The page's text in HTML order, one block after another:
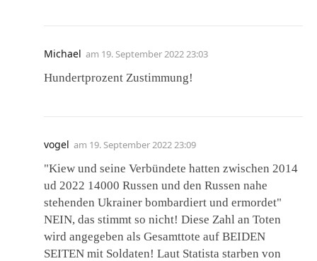
Michael am 19. September 2022 23:03
Hundertprozent Zustimmung!
vogel am 19. September 2022 23:09
"Kiew und seine Verbündete hatten zwischen 2014
ud 2022 14000 Russen und den Russen nahe
stehenden Ukrainer bombardiert und ermordet"
NEIN, das stimmt so nicht! Diese Zahl an Toten
wird angegeben als Gesamttote auf BEIDEN
SEITEN mit Soldaten! Laut Statista starben von